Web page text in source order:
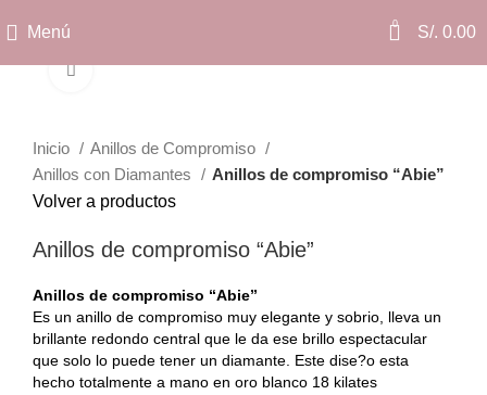
Menú 0 S/. 0.00
Clic para ampliar
Inicio
Anillos de Compromiso
Anillos con Diamantes
Anillos de compromiso “Abie”
Volver a productos
Anillos de compromiso “Abie”
Anillos de compromiso “Abie”
Es un anillo de compromiso muy elegante y sobrio, lleva un
brillante redondo central que le da ese brillo espectacular
que solo lo puede tener un diamante. Este dise?o esta
hecho totalmente a mano en oro blanco 18 kilates